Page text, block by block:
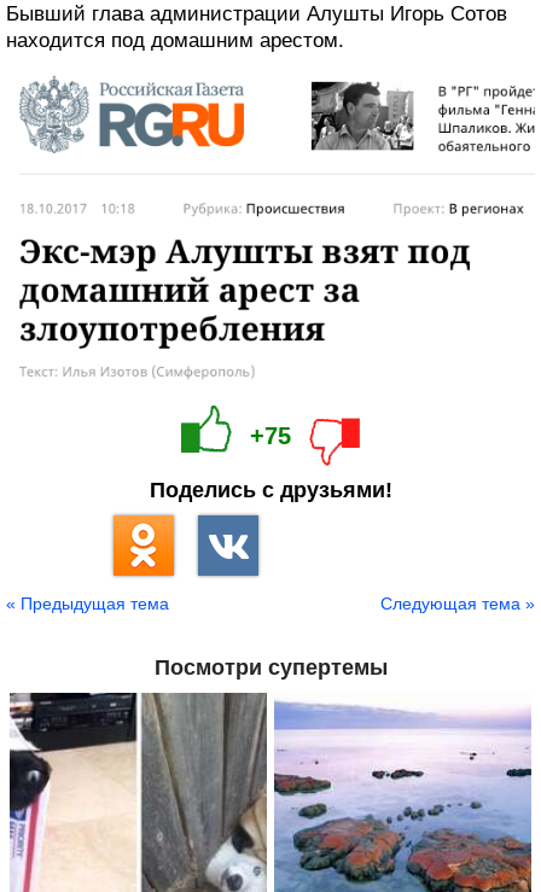
Бывший глава администрации Алушты Игорь Сотов
находится под домашним арестом.
+75
Поделись с друзьями!
« Предыдущая тема Следующая тема »
Посмотри супертемы